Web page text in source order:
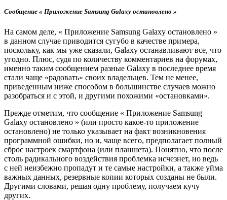
Сообщение « Приложение Samsung Galaxy остановлено »
На самом деле, « Приложение Samsung Galaxy остановлено »
в данном случае приводится сугубо в качестве примера,
поскольку, как мы уже сказали, Galaxy останавливают все, что
угодно. Плюс, судя по количеству комментариев на форумах,
именно таким сообщением разные Galaxy в последнее время
стали чаще «радовать» своих владельцев. Тем не менее,
приведенным ниже способом в большинстве случаев можно
разобраться и с этой, и другими похожими «остановками».
Прежде отметим, что сообщение « Приложение Samsung
Galaxy остановлено » (или просто какое-то приложение
остановлено) не только указывает на факт возникновения
программной ошибки, но и, чаще всего, предполагает полный
сброс настроек смартфона (или планшета). Понятно, что после
столь радикального воздействия проблемка исчезнет, но ведь
с ней неизбежно пропадут и те самые настройки, а также уйма
важных данных, резервные копии которых созданы не были.
Другими словами, решая одну проблему, получаем кучу
других.